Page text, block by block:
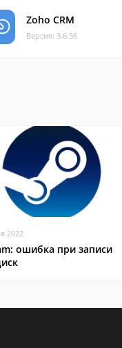
Zoho CRM
Версия: 3.6.56
2022
ошибка при записи